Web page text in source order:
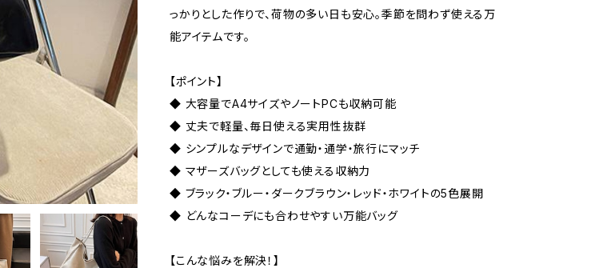
っかりとした作りで、荷物の多い日も安心。季節を問わず使える万
能アイテムです。
【ポイント】
◆ 大容量でA4サイズやノートPCも収納可能
◆ 丈夫で軽量、毎日使える実用性抜群
◆ シンプルなデザインで通勤・通学・旅行にマッチ
◆ マザーズバッグとしても使える収納力
◆ ブラック・ブルー・ダークブラウン・レッド・ホワイトの5色展開
◆ どんなコーデにも合わせやすい万能バッグ
【こんな悩みを解決！】